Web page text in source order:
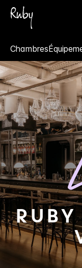
Chambres
Ruby